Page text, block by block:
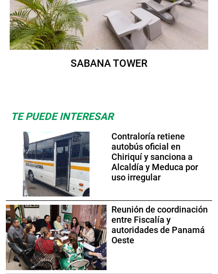
SABANA TOWER
TE PUEDE INTERESAR
Contraloría retiene
autobús oficial en
Chiriquí y sanciona a
Alcaldía y Meduca por
uso irregular
Reunión de coordinación
entre Fiscalía y
autoridades de Panamá
Oeste